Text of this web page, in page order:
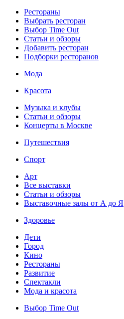
Рестораны
Выбрать ресторан
Выбор Time Out
Статьи и обзоры
Добавить ресторан
Подборки ресторанов
Мода
Красота
Музыка и клубы
Статьи и обзоры
Концерты в Москве
Путешествия
Спорт
Арт
Все выставки
Статьи и обзоры
Выставочные залы от А до Я
Здоровье
Дети
Город
Кино
Рестораны
Развитие
Спектакли
Мода и красота
Выбор Time Out